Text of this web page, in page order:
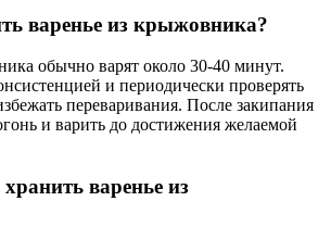
варенье из крыжовника?
обычно варят около 30-40 минут.
и периодически проверять
переваривания. После закипания
и варить до достижения желаемой
варенье из